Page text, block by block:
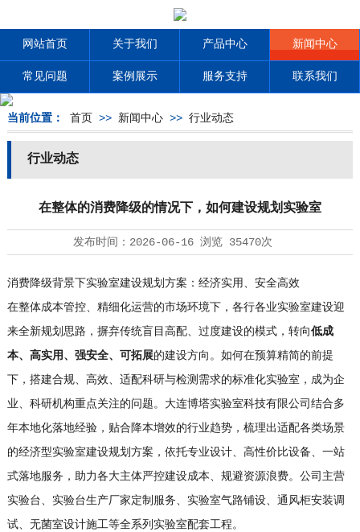
网站首页 关于我们 产品中心 新闻中心
常见问题 案例展示 服务支持 联系我们
当前位置： 首页 >> 新闻中心>> 行业动态
行业动态
在整体的消费降级的情况下，如何建设规划实验室
发布时间： 2026-06-16浏览 35470次
消费降级背景下实验室建设规划方案：经济实用、安全高效
在整体成本管控、精细化运营的市场环境下，各行各业实验室建设迎
来全新规划思路，摒弃传统盲目高配、过度建设的模式，转向低成
本、高实用、强安全、可拓展的建设方向。如何在预算精简的前提
下，搭建合规、高效、适配科研与检测需求的标准化实验室，成为企
业、科研机构重点关注的问题。大连博塔实验室科技有限公司结合多
年本地化落地经验，贴合降本增效的行业趋势，梳理出适配各类场景
的经济型实验室建设规划方案，依托专业设计、高性价比设备、一站
式落地服务，助力各大主体严控建设成本、规避资源浪费。公司主营
实验台、实验台生产厂家定制服务、实验室气路铺设、通风柜安装调
试、无菌室设计施工等全系列实验室配套工程。